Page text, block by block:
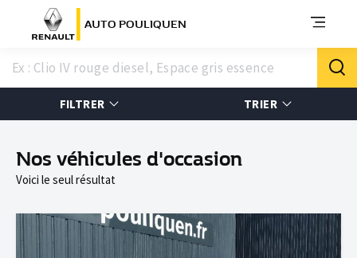
AUTO POULIQUEN
FILTRER TRIER
Nos véhicules d'occasion
Voici le seul résultat